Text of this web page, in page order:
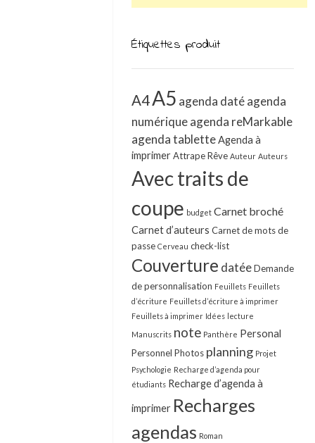
Étiquettes produit
A4A5 agenda datéagenda
numériqueagenda reMarkable
agenda tabletteAgenda à
imprimerAttrape Rêve Auteur Auteurs
Avec traits de
coupe budget Carnet broché
Carnet d’auteurs Carnet de mots de
passe Cerveau check-list
Couverture datéeDemande
de personnalisation Feuillets Feuillets
d’écriture Feuillets d’écriture à imprimer
Feuillets à imprimer Idées lecture
Manuscrits note Panthère Personal
Personnel Photos planning Projet
Psychologie Recharge d’agenda pour
étudiants Recharge d’agenda à
imprimer Recharges
agendas Roman